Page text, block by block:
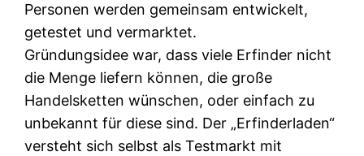
Personen werden gemeinsam entwickelt,
getestet und vermarktet.
Gründungsidee war, dass viele Erfinder nicht
die Menge liefern können, die große
Handelsketten wünschen, oder einfach zu
unbekannt für diese sind. Der „Erfinderladen“
versteht sich selbst als Testmarkt mit